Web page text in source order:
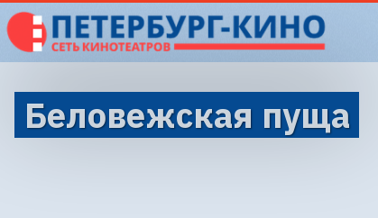
Беловежская пуща